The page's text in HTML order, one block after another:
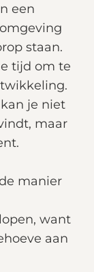
een
staan.
tijd om te
je niet
maar
manier
want
aan